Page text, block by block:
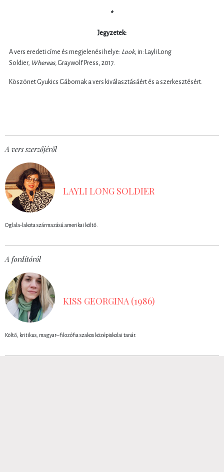
*
Jegyzetek:
A vers eredeti címe és megjelenési helye: Look, in: Layli Long
Soldier, Whereas, Graywolf Press, 2017.
Köszönet Gyukics Gábornak a vers kiválasztásáért és a szerkesztésért.
A vers szerzőjéről
LAYLI LONG SOLDIER
Oglala-lakota származású amerikai költő.
A fordítóról
KISS GEORGINA (1986)
Költő, kritikus, magyar–filozófia szakos középiskolai tanár.